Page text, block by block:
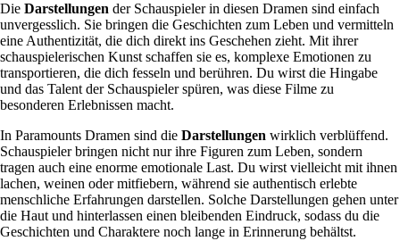
Die Darstellungen der Schauspieler in diesen Dramen sind einfach
unvergesslich. Sie bringen die Geschichten zum Leben und vermitteln
eine Authentizität, die dich direkt ins Geschehen zieht. Mit ihrer
schauspielerischen Kunst schaffen sie es, komplexe Emotionen zu
transportieren, die dich fesseln und berühren. Du wirst die Hingabe
und das Talent der Schauspieler spüren, was diese Filme zu
besonderen Erlebnissen macht.
In Paramounts Dramen sind die Darstellungen wirklich verblüffend.
Schauspieler bringen nicht nur ihre Figuren zum Leben, sondern
tragen auch eine enorme emotionale Last. Du wirst vielleicht mit ihnen
lachen, weinen oder mitfiebern, während sie authentisch erlebte
menschliche Erfahrungen darstellen. Solche Darstellungen gehen unter
die Haut und hinterlassen einen bleibenden Eindruck, sodass du die
Geschichten und Charaktere noch lange in Erinnerung behältst.